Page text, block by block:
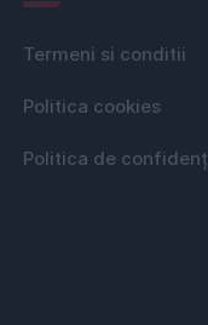
Termeni si conditii
Politica cookies
Politica de